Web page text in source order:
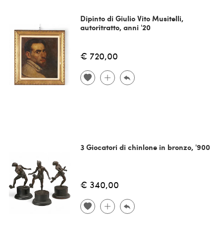
Dipinto di Giulio Vito Musitelli,
autoritratto, anni '20
€ 720,00
3 Giocatori di chinlone in bronzo, '900
€ 340,00